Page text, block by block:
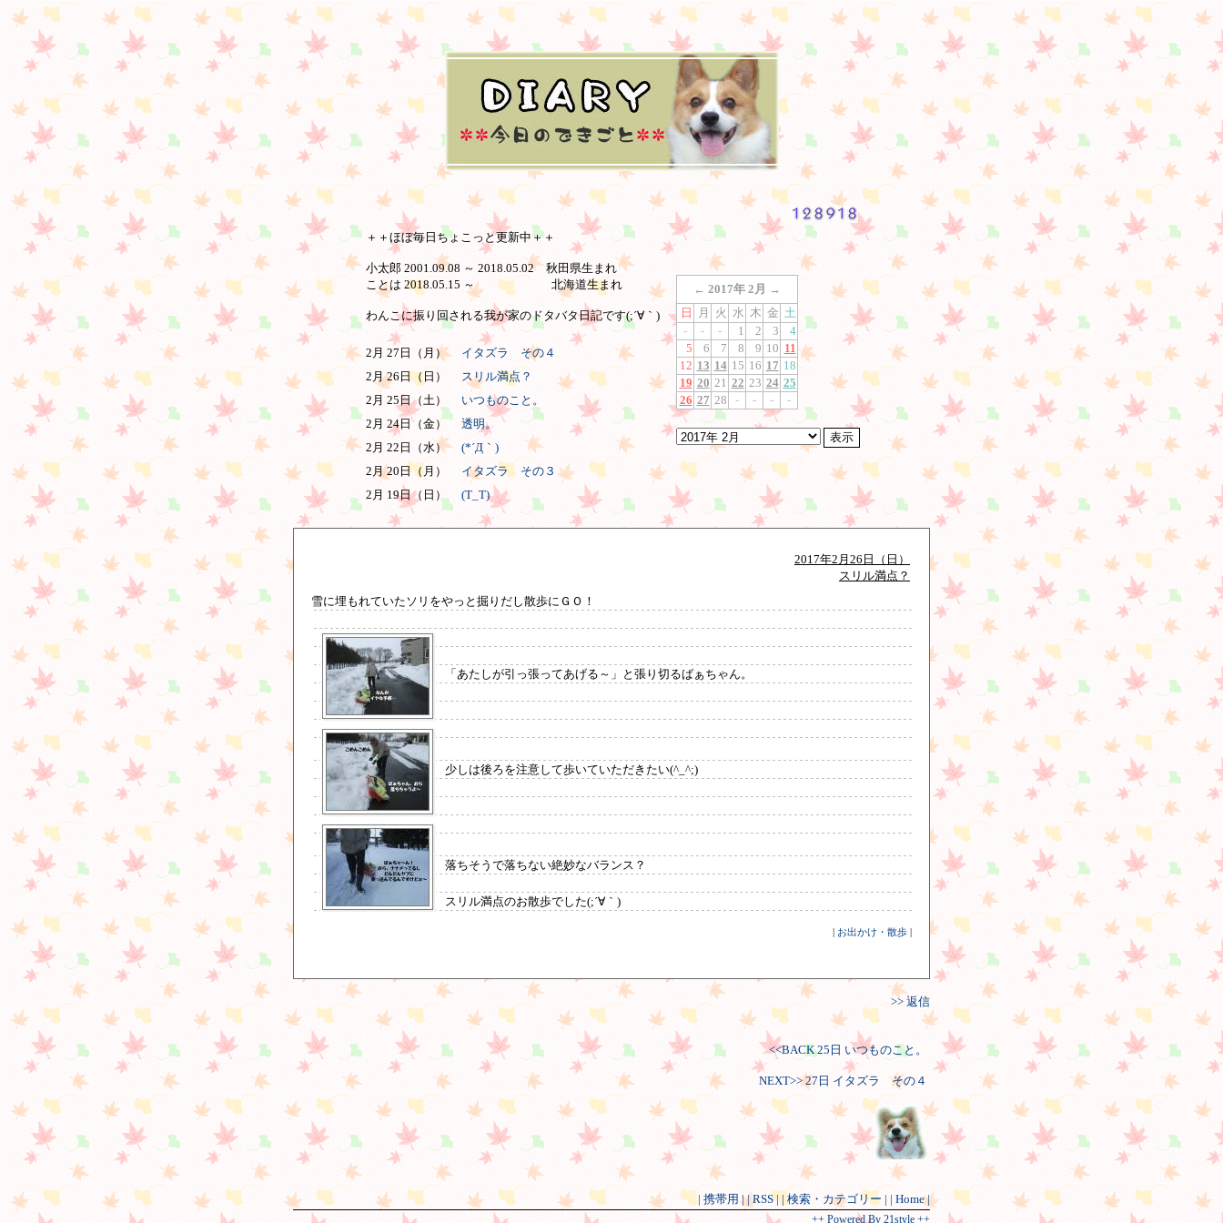
＋＋ほぼ毎日ちょこっと更新中＋＋
小太郎 2001.09.08 ～ 2018.05.02 秋田県生まれ
ことは 2018.05.15 ～ 北海道生まれ
わんこに振り回される我が家のドタバタ日記です(;´∀｀)
2月 27日（月）
イタズラ その４
2月 26日（日）
スリル満点？
2月 25日（土）
いつものこと。
2月 24日（金）
透明。
2月 22日（水）
(*´Д｀)
2月 20日（月）
イタズラ その３
2月 19日（日）
(T_T)
← 2017年 2月 →
日
月 火 水 木 金 土
-
- - 1 2 3
4
5
6 7 8 9 10 11
12 13 14 15 16 17 18
19 20 21 22 23 24 25
26 27 28 - - - -
2017年2月26日（日）
スリル満点？
雪に埋もれていたソリをやっと掘りだし散歩にＧＯ！
「あたしが引っ張ってあげる～」と張り切るばぁちゃん。
少しは後ろを注意して歩いていただきたい(^_^;)
落ちそうで落ちない絶妙なバランス？
スリル満点のお散歩でした(;´∀｀)
| お出かけ・散歩 |
>> 返信
<<BACK 25日 いつものこと。
NEXT>> 27日 イタズラ その４
| 携帯用 | | RSS | | 検索・カテゴリー | | Home |
++ Powered By 21style ++